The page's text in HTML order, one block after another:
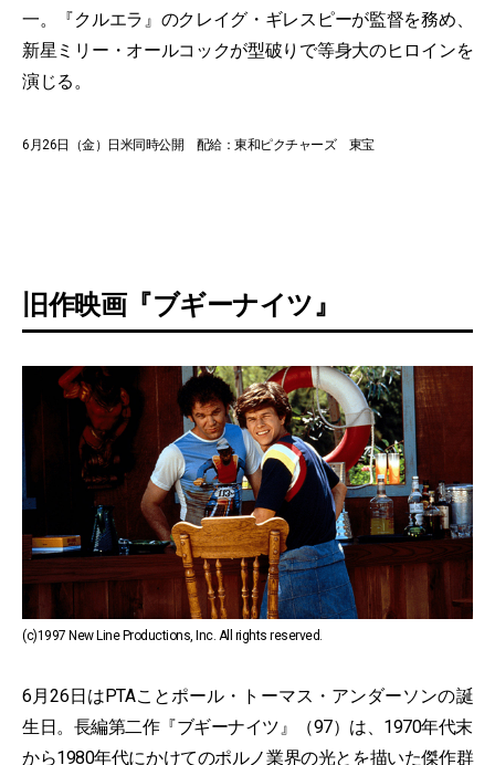
一。『クルエラ』のクレイグ・ギレスピーが監督を務め、
新星ミリー・オールコックが型破りで等身大のヒロインを
演じる。
6月26日（金）日米同時公開 配給：東和ピクチャーズ 東宝
旧作映画『ブギーナイツ』
(c)1997 New Line Productions, Inc. All rights reserved.
6月26日はPTAことポール・トーマス・アンダーソンの誕
生日。長編第二作『ブギーナイツ』（97）は、1970年代末
から1980年代にかけてのポルノ業界の光とを描いた傑作群